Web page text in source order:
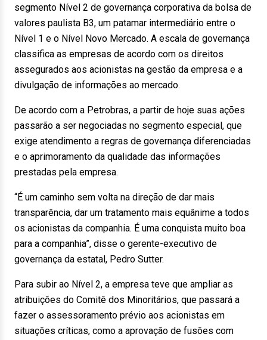
segmento Nível 2 de governança corporativa da bolsa de
valores paulista B3, um patamar intermediário entre o
Nível 1 e o Nível Novo Mercado. A escala de governança
classifica as empresas de acordo com os direitos
assegurados aos acionistas na gestão da empresa e a
divulgação de informações ao mercado.
De acordo com a Petrobras, a partir de hoje suas ações
passarão a ser negociadas no segmento especial, que
exige atendimento a regras de governança diferenciadas
e o aprimoramento da qualidade das informações
prestadas pela empresa.
“É um caminho sem volta na direção de dar mais
transparência, dar um tratamento mais equânime a todos
os acionistas da companhia. É uma conquista muito boa
para a companhia”, disse o gerente-executivo de
governança da estatal, Pedro Sutter.
Para subir ao Nível 2, a empresa teve que ampliar as
atribuições do Comitê dos Minoritários, que passará a
fazer o assessoramento prévio aos acionistas em
situações críticas, como a aprovação de fusões com